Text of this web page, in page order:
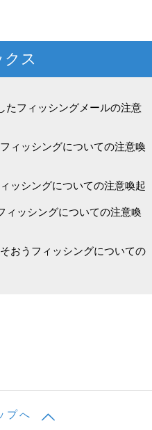
クス
たフィッシングメールの注意
ィッシングについての注意喚
ッシングについての注意喚起
ィッシングについての注意喚
おうフィッシングについての
プへ